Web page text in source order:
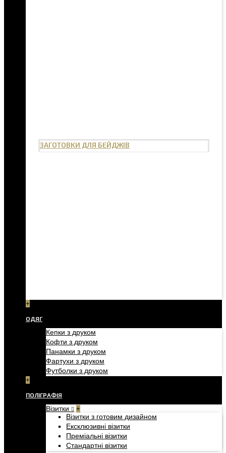
ЗАГОТОВКИ ДЛЯ БЕЙДЖІВ
+
ОДЯГ
Кепки з друком
Кофти з друком
Панамки з друком
Фартухи з друком
Футболки з друком
+
ПОЛІГРАФІЯ
Візитки +
Візитки з готовим дизайном
Ексклюзивні візитки
Преміальні візитки
Стандартні візитки